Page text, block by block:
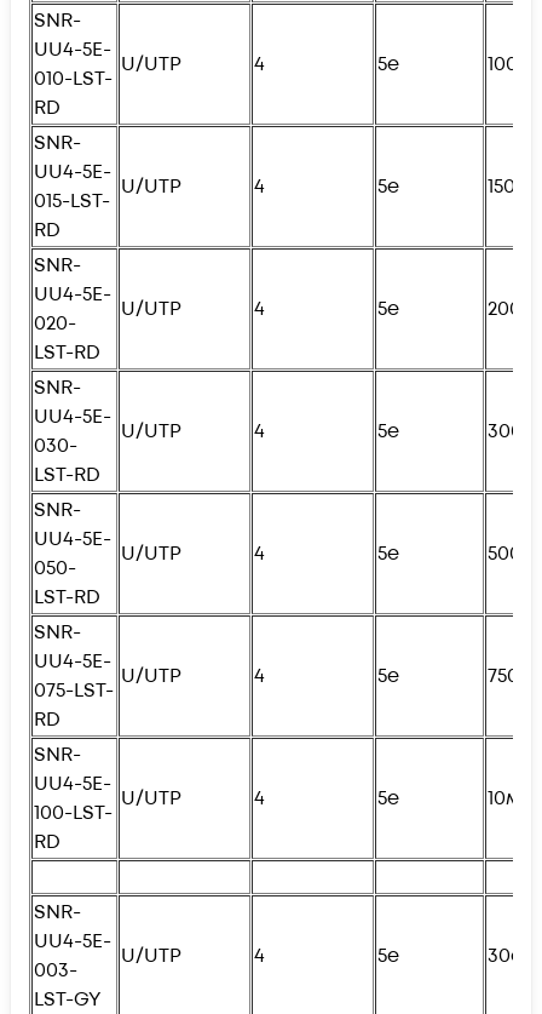
SNR-
UU4-5E-
010-LST-
RD
U/UTP 4 5e
SNR-
UU4-5E-
015-LST-
RD
U/UTP 4 5e 150см
SNR-
UU4-5E-
020-
LST-RD
U/UTP 4 5e
SNR-
UU4-5E-
030-
LST-RD
U/UTP 4 5e
SNR-
UU4-5E-
050-
LST-RD
U/UTP 4 5e
SNR-
UU4-5E-
075-LST-
RD
U/UTP 4 5e
SNR-
UU4-5E-
100-LST-
RD
U/UTP 4 5e 10м
SNR-
UU4-5E-
003-
LST-GY
U/UTP 4 5e 30см